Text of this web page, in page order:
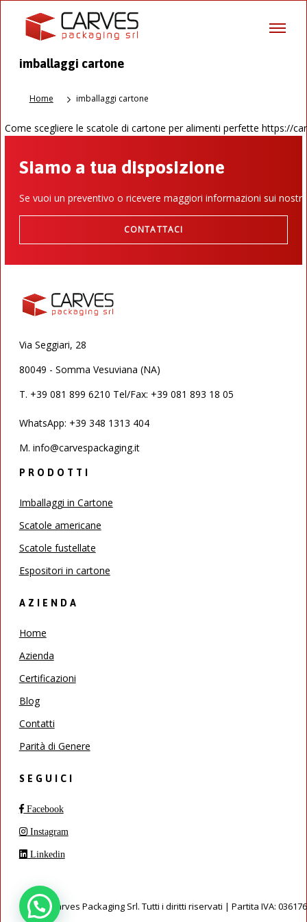
imballaggi cartone
Home imballaggi cartone
Come scegliere le scatole di cartone per alimenti perfette https://
Siamo a tua disposizione
Se vuoi un preventivo o ricevere maggiori informazioni sui
CONTATTACI
Via Seggiari, 28
80049 - Somma Vesuviana (NA)
T. +39 081 899 6210 Tel/Fax: +39 081 893 18 05
WhatsApp: +39 348 1313 404
M. info@carvespackaging.it
PRODOTTI
Imballaggi in Cartone
Scatole americane
Scatole fustellate
Espositori in cartone
AZIENDA
Home
Azienda
Certificazioni
Blog
Contatti
Parità di Genere
SEGUICI
Facebook
Instagram
Linkedin
© 2026 Carves Packaging Srl. Tutti i diritti riservati | Partita IVA: